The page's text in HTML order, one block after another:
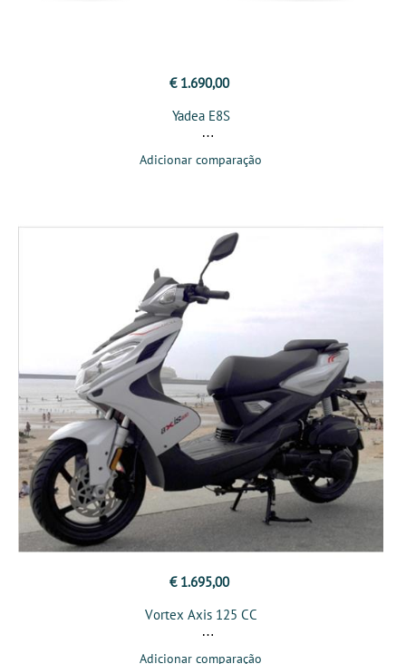
€ 1.690,00
Yadea E8S
Adicionar comparação
€ 1.695,00
Vortex Axis 125 CC
Adicionar comparação